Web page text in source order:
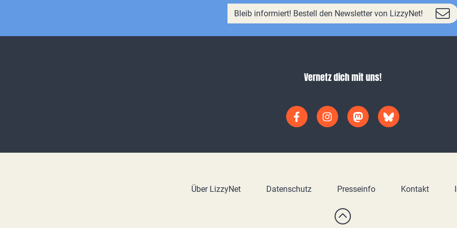
Bleib informiert! Bestell den Newsletter von LizzyNet!
Vernetz dich mit uns!
Über LizzyNet Datenschutz Presseinfo Kontakt